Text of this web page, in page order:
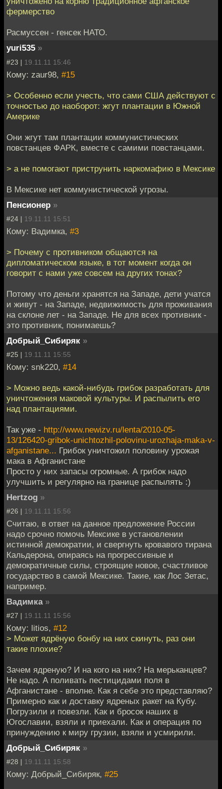
фермерство
Расмуссен - генсек НАТО.
yuri535 »
#23 | 19.11.11 15:46
Кому: zaur98, #15
> Особенно если учесть, что сами США действуют с
точностью до наоборот: жгут плантации в Южной
Америке
Они жгут там плантации коммунистических
повстанцев ФАРК, вместе с самими повстанцами.
> а не помогают приструнить наркомафию в Мексике
В Мексике нет коммунистической угрозы.
Пенсионер »
#24 | 19.11.11 15:51
Кому: Вадимка, #3
> Почему с противником общаются на
дипломатическом языке, в тот момент когда он
говорит с нами уже совсем на других тонах?
Потому что деньги хранятся на Западе, дети учатся
и живут - на Западе, недвижимость для проживания
на склоне лет - на Западе. Не для всех противник -
это противник, понимаешь?
Добрый_Сибиряк »
#25 | 19.11.11 15:55
Кому: snk220, #14
> Можно ведь какой-нибудь грибок разработать для
уничтожения маковой культуры. И распылить его
над плантациями.
Так уже - http://www.newizv.ru/lenta/2010-05-
13/126420-gribok-unichtozhil-polovinu-urozhaja-maka-v-
afganistane... Грибок уничтожил половину урожая
мака в Афганистане
Просто у них запасы огромные. А грибок надо
улучшить и регулярно на границе распылять :)
Hertzog »
#26 | 19.11.11 15:56
Считаю, в ответ на данное предложение России
надо срочно помочь Мексике в установлении
истинной демократии, и свергнуть кровавого тирана
Кальдерона, опираясь на прогрессивные и
демократичные силы, строящие новое, счастливое
государство в самой Мексике. Такие, как Лос Зетас,
например.
Вадимка »
#27 | 19.11.11 15:56
Кому: litios, #12
> Может ядрёную бонбу на них скинуть, раз они
такие плохие?
Зачем ядреную? И на кого на них? На мерьканцев?
Не надо. А поливать пестицидами поля в
Афганистане - вполне. Как я себе это представляю?
Примерно как и доставку ядреных ракет на Кубу.
Погрузили и повезли. Как и бросок наших в
Югославии, взяли и приехали. Как и операция по
принуждению к миру грузии, взяли и усмирили.
Добрый_Сибиряк »
#28 | 19.11.11 15:58
Кому: Добрый_Сибиряк, #25